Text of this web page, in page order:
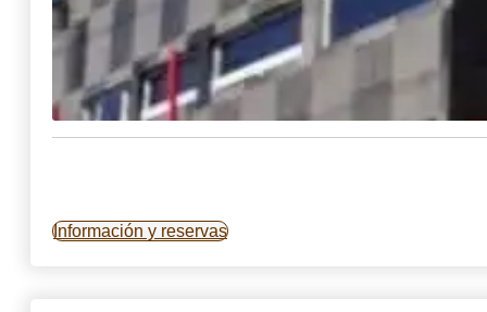
Información y reservas